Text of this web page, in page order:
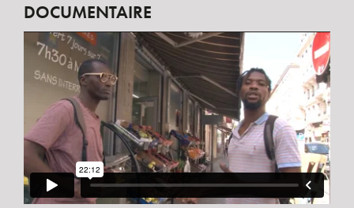
DOCUMENTAIRE